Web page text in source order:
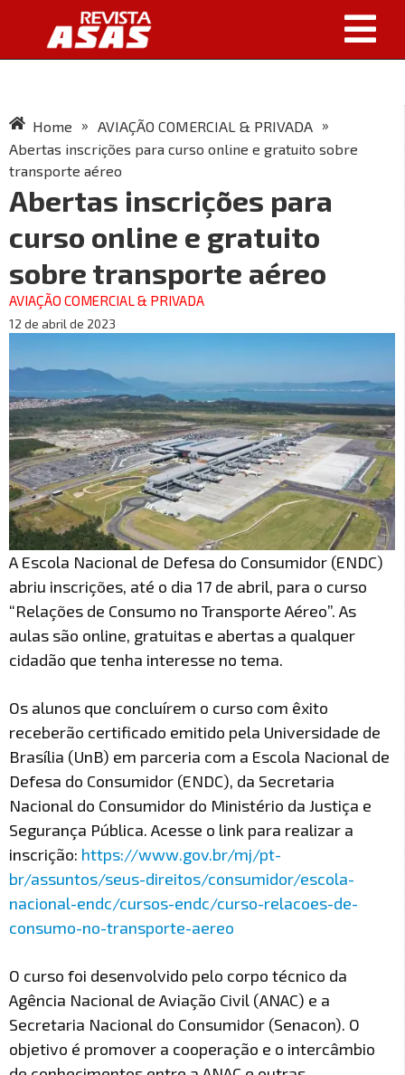
Home » AVIAÇÃO COMERCIAL & PRIVADA »
Abertas inscrições para curso online e gratuito sobre
transporte aéreo
Abertas inscrições para
curso online e gratuito
sobre transporte aéreo
AVIAÇÃO COMERCIAL & PRIVADA
12 de abril de 2023
A Escola Nacional de Defesa do Consumidor (ENDC)
abriu inscrições, até o dia 17 de abril, para o curso
“Relações de Consumo no Transporte Aéreo”. As
aulas são online, gratuitas e abertas a qualquer
cidadão que tenha interesse no tema.
Os alunos que concluírem o curso com êxito
receberão certificado emitido pela Universidade de
Brasília (UnB) em parceria com a Escola Nacional de
Defesa do Consumidor (ENDC), da Secretaria
Nacional do Consumidor do Ministério da Justiça e
Segurança Pública. Acesse o link para realizar a
inscrição: https://www.gov.br/mj/pt-
br/assuntos/seus-direitos/consumidor/escola-
nacional-endc/cursos-endc/curso-relacoes-de-
consumo-no-transporte-aereo
O curso foi desenvolvido pelo corpo técnico da
Agência Nacional de Aviação Civil (ANAC) e a
Secretaria Nacional do Consumidor (Senacon). O
objetivo é promover a cooperação e o intercâmbio